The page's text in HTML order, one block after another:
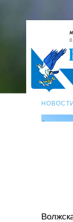
НОВОСТИ